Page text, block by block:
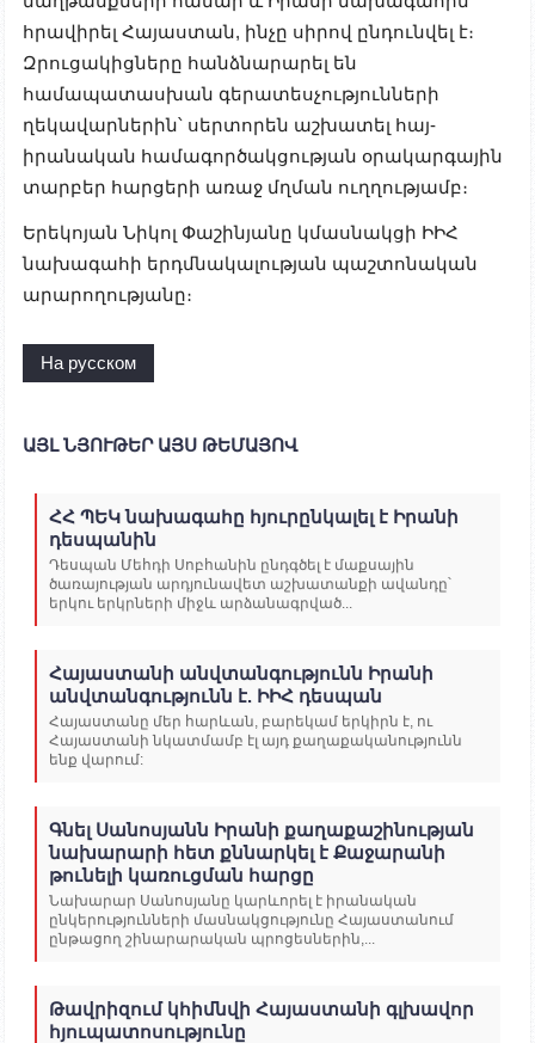
հրավիրել Հայաստան, ինչը սիրով ընդունվել է։
Զրուցակիցները հանձնարարել են
համապատասխան գերատեսչությունների
ղեկավարներին՝ սերտորեն աշխատել հայ-
իրանական համագործակցության օրակարգային
տարբեր հարցերի առաջ մղման ուղղությամբ։
Երեկոյան Նիկոլ Փաշինյանը կմասնակցի ԻԻՀ
նախագահի երդմնակալության պաշտոնական
արարողությանը։
На русском
ԱՅԼ ՆՅՈՒԹԵՐ ԱՅՍ ԹԵՄԱՅՈՎ
ՀՀ ՊԵԿ նախագահը հյուրընկալել է Իրանի
դեսպանին
Դեսպան Մեհդի Սոբհանին ընդգծել է մաքսային
ծառայության արդյունավետ աշխատանքի ավանդը՝
երկու երկրների միջև արձանագրված...
Հայաստանի անվտանգությունն Իրանի
անվտանգությունն է. ԻԻՀ դեսպան
Հայաստանը մեր հարևան, բարեկամ երկիրն է, ու
Հայաստանի նկատմամբ էլ այդ քաղաքականությունն
ենք վարում:
Գնել Սանոսյանն Իրանի քաղաքաշինության
նախարարի հետ քննարկել է Քաջարանի
թունելի կառուցման հարցը
Նախարար Սանոսյանը կարևորել է իրանական
ընկերությունների մասնակցությունը Հայաստանում
ընթացող շինարարական պրոցեսներին,...
Թավրիզում կհիմնվի Հայաստանի գլխավոր
հյուպատոսությունը